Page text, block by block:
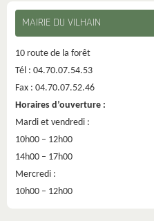
MAIRIE DU VILHAIN
10 route de la forêt
Tél : 04.70.07.54.53
Fax : 04.70.07.52.46
Horaires d’ouverture :
Mardi et vendredi :
10h00 – 12h00
14h00 – 17h00
Mercredi :
10h00 – 12h00